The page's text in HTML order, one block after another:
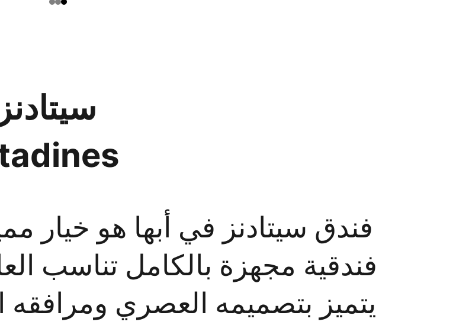
فندق سيتادنز في أبها هو خيار
فندقية مجهزة بالكامل تناسب
يتميز بتصميمه العصري ومرافقه
سيتادنز